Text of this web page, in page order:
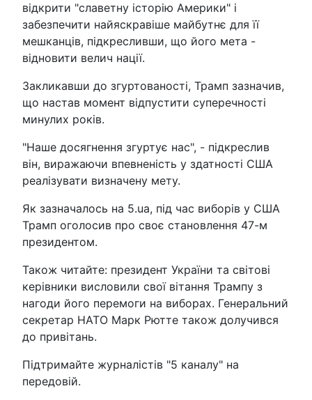
відкрити "славетну історію Америки" і
забезпечити найяскравіше майбутнє для її
мешканців, підкресливши, що його мета -
відновити велич нації.
Закликавши до згуртованості, Трамп зазначив,
що настав момент відпустити суперечності
минулих років.
"Наше досягнення згуртує нас", - підкреслив
він, виражаючи впевненість у здатності США
реалізувати визначену мету.
Як зазначалось на 5.ua, під час виборів у США
Трамп оголосив про своє становлення 47-м
президентом.
Також читайте: президент України та світові
керівники висловили свої вітання Трампу з
нагоди його перемоги на виборах. Генеральний
секретар НАТО Марк Рютте також долучився
до привітань.
Підтримайте журналістів "5 каналу" на
передовій.